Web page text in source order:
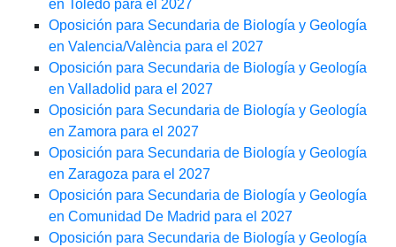
en Toledo para el 2027
Oposición para Secundaria de Biología y Geología
en Valencia/València para el 2027
Oposición para Secundaria de Biología y Geología
en Valladolid para el 2027
Oposición para Secundaria de Biología y Geología
en Zamora para el 2027
Oposición para Secundaria de Biología y Geología
en Zaragoza para el 2027
Oposición para Secundaria de Biología y Geología
en Comunidad De Madrid para el 2027
Oposición para Secundaria de Biología y Geología